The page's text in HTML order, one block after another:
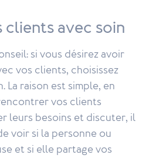
clients avec soin
si vous désirez avoir
vos clients, choisissez
La raison est simple, en
vos clients
leurs besoins et discuter, il
voir si la personne ou
et si elle partage vos